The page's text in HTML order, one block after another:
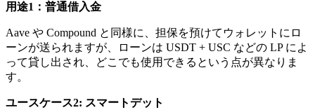
用途1：普通借入金
Aave や Compound と同様に、担保を預けてウォレットにロ
ーンが送られますが、ローンは USDT + USC などの LP によ
って貸し出され、どこでも使用できるという点が異なりま
す。
ユースケース2: スマートデット